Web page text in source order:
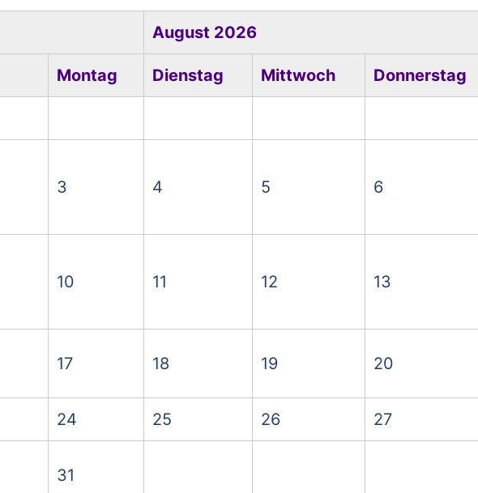
August 2026
Montag Dienstag Mittwoch Donnerstag
3 4 5 6
10 11 12 13
17 18 19 20
24 25 26 27
31